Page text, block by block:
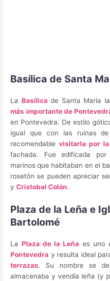
Basílica de Santa
La Basílicade Santa María
más importante de
en Pontevedra. De estilo
igual que con las ruinas
recomendablevisitarla por
fachada. Fue edificada
marinos que habitaban en el
rosetón se pueden apreciar
yCristobal Colón.
Plaza de la Leña e
Bartolomé
LaPlaza de la Leña es uno
Pontevedra y resulta ideal
terrazas. Su nombre se
almacenaba y vendía leña (y